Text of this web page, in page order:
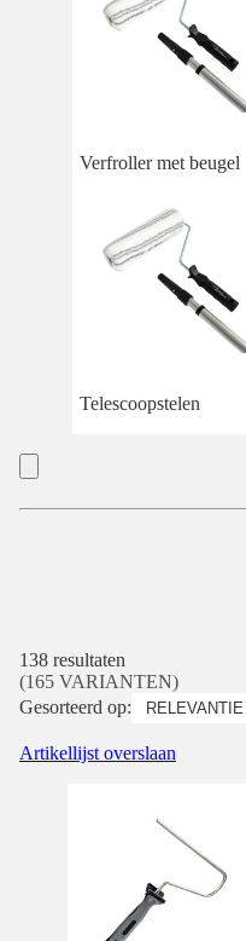
Verfroller met beugel
Telescoopstelen
138 resultaten
(165 VARIANTEN)
Gesorteerd op:
Artikellijst overslaan